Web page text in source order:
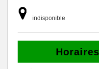
indisponible